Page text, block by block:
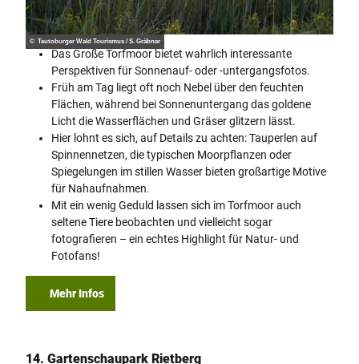
© Teutoburger Wald Tourismus / S. Gräbner
Das Große Torfmoor bietet wahrlich interessante
Perspektiven für Sonnenauf- oder -untergangsfotos.
Früh am Tag liegt oft noch Nebel über den feuchten
Flächen, während bei Sonnenuntergang das goldene
Licht die Wasserflächen und Gräser glitzern lässt.
Hier lohnt es sich, auf Details zu achten: Tauperlen auf
Spinnennetzen, die typischen Moorpflanzen oder
Spiegelungen im stillen Wasser bieten großartige Motive
für Nahaufnahmen.
Mit ein wenig Geduld lassen sich im Torfmoor auch
seltene Tiere beobachten und vielleicht sogar
fotografieren – ein echtes Highlight für Natur- und
Fotofans!
Mehr Infos
14. Gartenschaupark Rietberg